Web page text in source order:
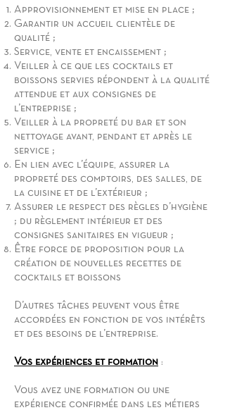
Approvisionnement et mise en place ;
Garantir un accueil clientèle de
qualité ;
Service, vente et encaissement ;
Veiller à ce que les cocktails et
boissons servies répondent à la qualité
attendue et aux consignes de
l’entreprise ;
Veiller à la propreté du bar et son
nettoyage avant, pendant et après le
service ;
En lien avec l’équipe, assurer la
propreté des comptoirs, des salles, de
la cuisine et de l’extérieur ;
Assurer le respect des règles d’hygiène
; du règlement intérieur et des
consignes sanitaires en vigueur ;
Être force de proposition pour la
création de nouvelles recettes de
cocktails et boissons
D’autres tâches peuvent vous être
accordées en fonction de vos intérêts
et des besoins de l’entreprise.
Vos expériences et formation :
Vous avez une formation ou une
expérience confirmée dans les métiers